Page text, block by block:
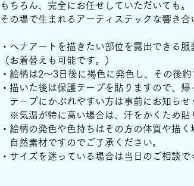
もちろん、完全にお任せしていただいても。
その場で生まれるアーティステックな響き合
・ヘナアートを描きたい部位を露出できる服
（お着替えも可能です。）
・絵柄は2〜3日後に褐色に発色し、その後
・描いた後は保護テープを貼りますので、帰
テープにかぶれやすい方は事前にお知らせ
※気温が特に高い場合は、汗をかくため貼
・絵柄の発色や色持ちはその方の体質や描
自然素材ですのでご了承ください。
・サイズを迷っている場合は当日のご相談で